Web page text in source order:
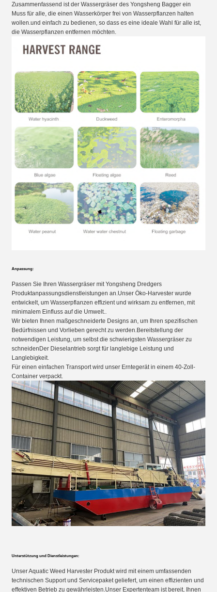
Zusammenfassend ist der Wassergräser des Yongsheng Bagger ein
Muss für alle, die einen Wasserkörper frei von Wasserpflanzen halten
wollen.und einfach zu bedienen, so dass es eine ideale Wahl für alle ist,
die Wasserpflanzen entfernen möchten.
Anpassung:
Passen Sie Ihren Wassergräser mit Yongsheng Dredgers
Produktanpassungsdienstleistungen an.Unser Öko-Harvester wurde
entwickelt, um Wasserpflanzen effizient und wirksam zu entfernen, mit
minimalem Einfluss auf die Umwelt..
Wir bieten Ihnen maßgeschneiderte Designs an, um Ihren spezifischen
Bedürfnissen und Vorlieben gerecht zu werden.Bereitstellung der
notwendigen Leistung, um selbst die schwierigsten Wassergräser zu
schneidenDer Dieselantrieb sorgt für langlebige Leistung und
Langlebigkeit.
Für einen einfachen Transport wird unser Erntegerät in einem 40-Zoll-
Container verpackt.
Unterstützung und Dienstleistungen:
Unser Aquatic Weed Harvester Produkt wird mit einem umfassenden
technischen Support und Servicepaket geliefert, um einen effizienten und
effektiven Betrieb zu gewährleisten.Unser Expertenteam ist bereit, Ihnen